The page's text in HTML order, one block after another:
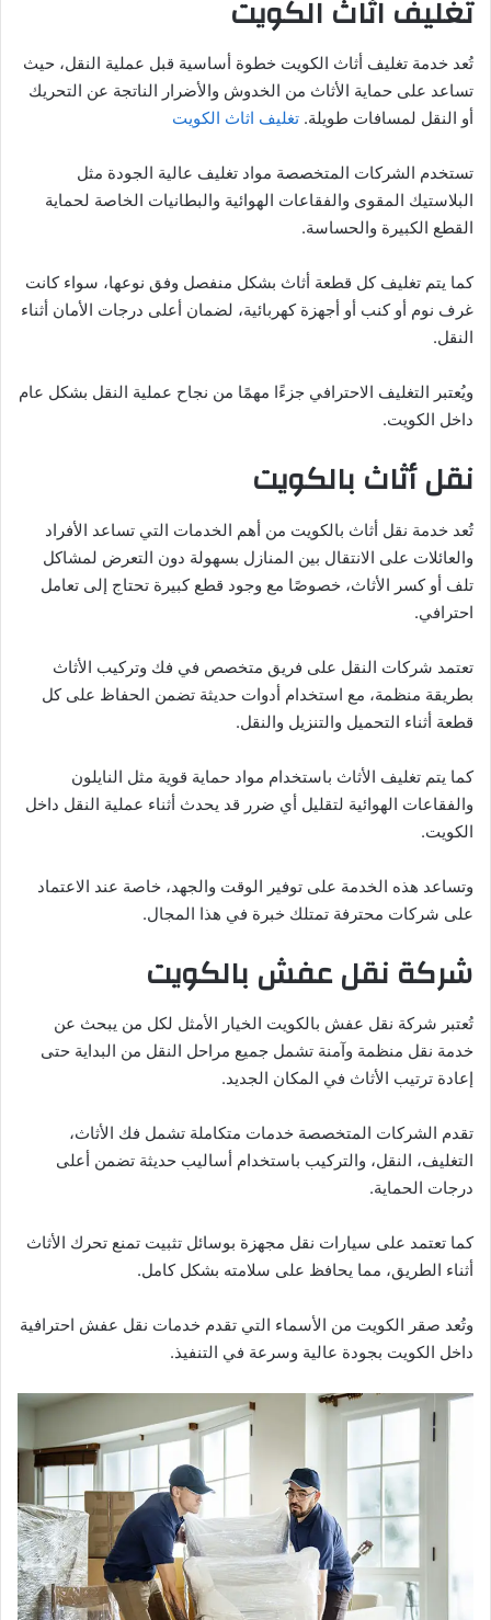
تغليف اثاث الكويت
تُعد خدمة تغليف أثاث الكويت خطوة أساسية قبل عملية النقل، حيث
تساعد على حماية الأثاث من الخدوش والأضرار الناتجة عن التحريك
أو النقل لمسافات طويلة. تغليف اثاث الكويت
تستخدم الشركات المتخصصة مواد تغليف عالية الجودة مثل
البلاستيك المقوى والفقاعات الهوائية والبطانيات الخاصة لحماية
القطع الكبيرة والحساسة.
كما يتم تغليف كل قطعة أثاث بشكل منفصل وفق نوعها، سواء كانت
غرف نوم أو كنب أو أجهزة كهربائية، لضمان أعلى درجات الأمان أثناء
النقل.
ويُعتبر التغليف الاحترافي جزءًا مهمًا من نجاح عملية النقل بشكل عام
داخل الكويت.
نقل أثاث بالكويت
تُعد خدمة نقل أثاث بالكويت من أهم الخدمات التي تساعد الأفراد
والعائلات على الانتقال بين المنازل بسهولة دون التعرض لمشاكل
تلف أو كسر الأثاث، خصوصًا مع وجود قطع كبيرة تحتاج إلى تعامل
احترافي.
تعتمد شركات النقل على فريق متخصص في فك وتركيب الأثاث
بطريقة منظمة، مع استخدام أدوات حديثة تضمن الحفاظ على كل
قطعة أثناء التحميل والتنزيل والنقل.
كما يتم تغليف الأثاث باستخدام مواد حماية قوية مثل النايلون
والفقاعات الهوائية لتقليل أي ضرر قد يحدث أثناء عملية النقل داخل
الكويت.
وتساعد هذه الخدمة على توفير الوقت والجهد، خاصة عند الاعتماد
على شركات محترفة تمتلك خبرة في هذا المجال.
شركة نقل عفش بالكويت
تُعتبر شركة نقل عفش بالكويت الخيار الأمثل لكل من يبحث عن
خدمة نقل منظمة وآمنة تشمل جميع مراحل النقل من البداية حتى
إعادة ترتيب الأثاث في المكان الجديد.
تقدم الشركات المتخصصة خدمات متكاملة تشمل فك الأثاث،
التغليف، النقل، والتركيب باستخدام أساليب حديثة تضمن أعلى
درجات الحماية.
كما تعتمد على سيارات نقل مجهزة بوسائل تثبيت تمنع تحرك الأثاث
أثناء الطريق، مما يحافظ على سلامته بشكل كامل.
وتُعد صقر الكويت من الأسماء التي تقدم خدمات نقل عفش احترافية
داخل الكويت بجودة عالية وسرعة في التنفيذ.